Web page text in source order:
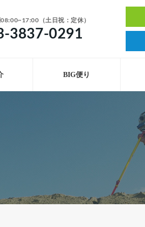
（土日祝：定休）
3837-0291
BIG便り